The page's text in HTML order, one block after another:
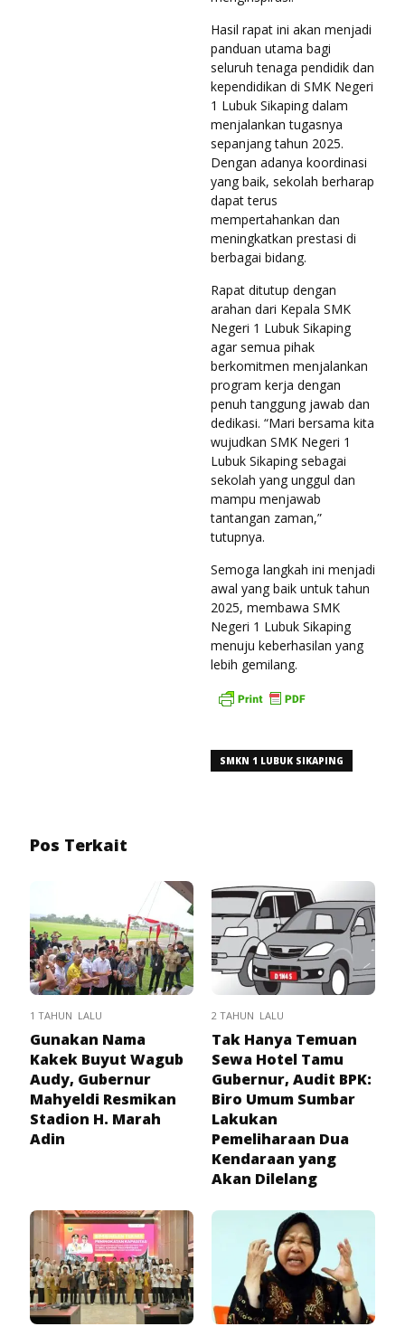
Hasil rapat ini akan menjadi
panduan utama bagi
seluruh tenaga pendidik dan
kependidikan di SMK Negeri
1 Lubuk Sikaping dalam
menjalankan tugasnya
sepanjang tahun 2025.
Dengan adanya koordinasi
yang baik, sekolah berharap
dapat terus
mempertahankan dan
meningkatkan prestasi di
berbagai bidang.
Rapat ditutup dengan
arahan dari Kepala SMK
Negeri 1 Lubuk Sikaping
agar semua pihak
berkomitmen menjalankan
program kerja dengan
penuh tanggung jawab dan
dedikasi. “Mari bersama kita
wujudkan SMK Negeri 1
Lubuk Sikaping sebagai
sekolah yang unggul dan
mampu menjawab
tantangan zaman,”
tutupnya.
Semoga langkah ini menjadi
awal yang baik untuk tahun
2025, membawa SMK
Negeri 1 Lubuk Sikaping
menuju keberhasilan yang
lebih gemilang.
SMKN 1 LUBUK SIKAPING
Pos Terkait
1 TAHUN LALU
Gunakan Nama
Kakek Buyut Wagub
Audy, Gubernur
Mahyeldi Resmikan
Stadion H. Marah
Adin
2 TAHUN LALU
Tak Hanya Temuan
Sewa Hotel Tamu
Gubernur, Audit BPK:
Biro Umum Sumbar
Lakukan
Pemeliharaan Dua
Kendaraan yang
Akan Dilelang